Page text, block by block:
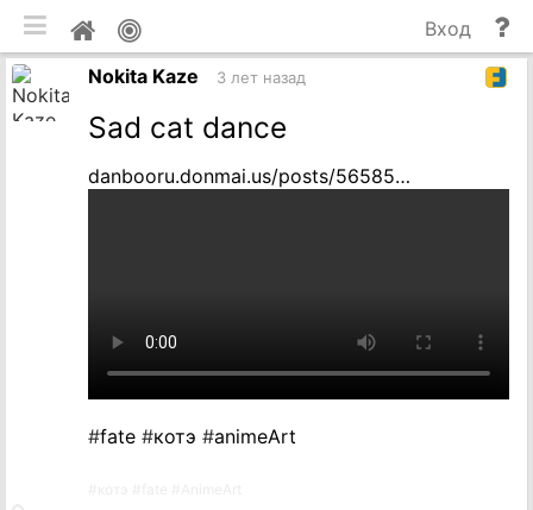
Мой
профиль
и
Вход
Nokita Kaze
3 лет назад
Sad cat dance
danbooru.donmai.us/posts/56585…
#fate #котэ #animeArt
мобильная версия